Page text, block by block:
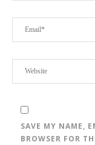
SAVE MY NAME,
BROWSER FOR